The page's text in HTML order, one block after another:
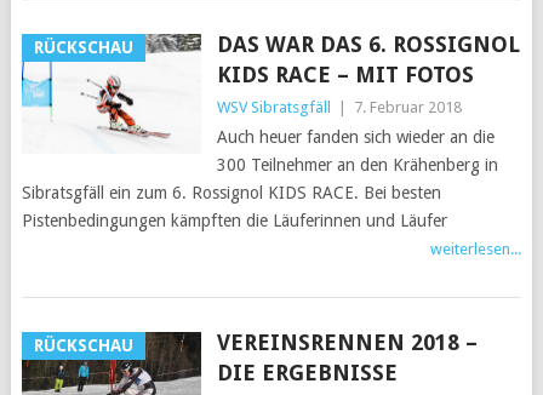
RÜCKSCHAU
DAS WAR DAS 6. ROSSIGNOL
KIDS RACE – MIT FOTOS
WSV Sibratsgfäll 7. Februar 2018
Auch heuer fanden sich wieder an die
300 Teilnehmer an den Krähenberg in
Sibratsgfäll ein zum 6. Rossignol KIDS RACE. Bei besten
Pistenbedingungen kämpften die Läuferinnen und Läufer
weiterlesen...
RÜCKSCHAU
VEREINSRENNEN 2018 –
DIE ERGEBNISSE